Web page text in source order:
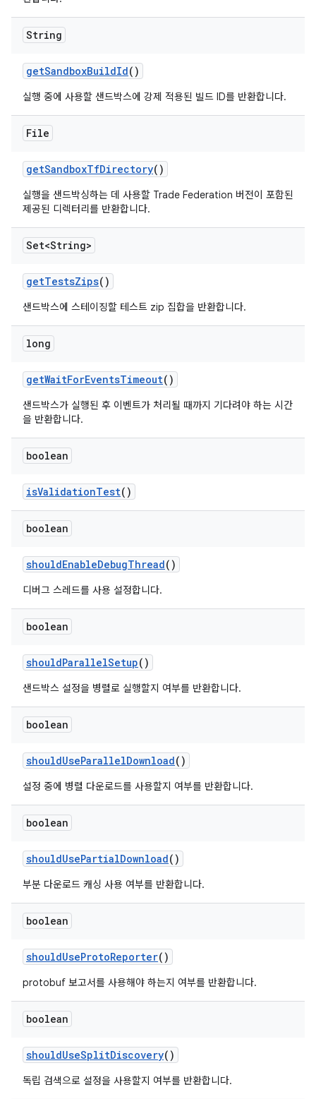
String
getSandboxBuildId()
실행 중에 사용할 샌드박스에 강제 적용된 빌드 ID를 반환합니다.
File
getSandboxTfDirectory()
실행을 샌드박싱하는 데 사용할 Trade Federation 버전이 포함된
제공된 디렉터리를 반환합니다.
Set<String>
getTestsZips()
샌드박스에 스테이징할 테스트 zip 집합을 반환합니다.
long
getWaitForEventsTimeout()
샌드박스가 실행된 후 이벤트가 처리될 때까지 기다려야 하는 시간
을 반환합니다.
boolean
isValidationTest()
boolean
shouldEnableDebugThread()
디버그 스레드를 사용 설정합니다.
boolean
shouldParallelSetup()
샌드박스 설정을 병렬로 실행할지 여부를 반환합니다.
boolean
shouldUseParallelDownload()
설정 중에 병렬 다운로드를 사용할지 여부를 반환합니다.
boolean
shouldUsePartialDownload()
부분 다운로드 캐싱 사용 여부를 반환합니다.
boolean
shouldUseProtoReporter()
protobuf 보고서를 사용해야 하는지 여부를 반환합니다.
boolean
shouldUseSplitDiscovery()
독립 검색으로 설정을 사용할지 여부를 반환합니다.